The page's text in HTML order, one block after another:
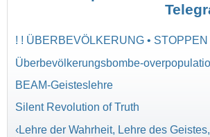
! ! ÜBERBEVÖLKERUNG • STOPPEN
Überbevölkerungsbombe-
BEAM-Geisteslehre
Silent Revolution of Truth
‹Lehre der Wahrheit, Lehre des